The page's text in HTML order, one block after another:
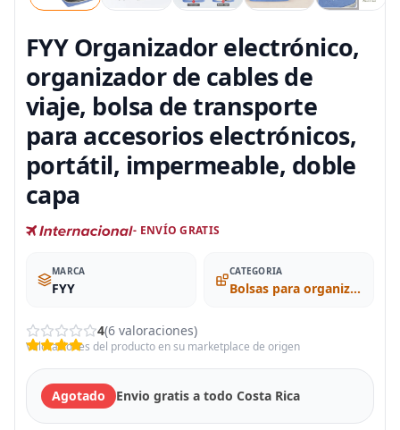
FYY Organizador electrónico,
organizador de cables de
viaje, bolsa de transporte
para accesorios electrónicos,
portátil, impermeable, doble
capa
- ENVÍO GRATIS
MARCA
FYY
CATEGORIA
Bolsas para organizar los cables
4(6 valoraciones)
Valoraciones del producto en su marketplace de origen
Agotado Envio gratis a todo Costa Rica